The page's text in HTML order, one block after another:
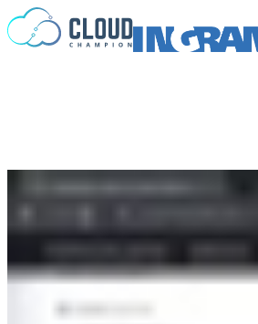
Saltar al contenido